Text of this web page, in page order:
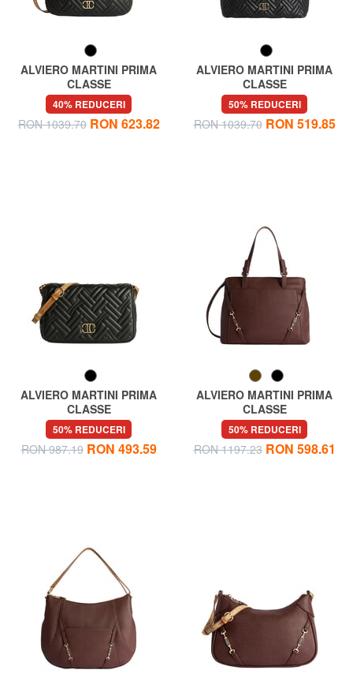
ALVIERO MARTINI PRIMA
CLASSE
MATELASSE Geantă de umăr
cu curea de umăr
40% REDUCERI
RON 1039.70 RON 623.82
ALVIERO MARTINI PRIMA
CLASSE
MATELASSE Sacoșă de
cumpărături
50% REDUCERI
RON 1039.70 RON 519.85
ALVIERO MARTINI PRIMA
CLASSE
MATELASSE Geantă de umăr
50% REDUCERI
RON 987.19 RON 493.59
ALVIERO MARTINI PRIMA
CLASSE
SCOTTISH CAVIAR Geantă
de mână, cu curea de umăr
reglabilă
50% REDUCERI
RON 1197.23 RON 598.61